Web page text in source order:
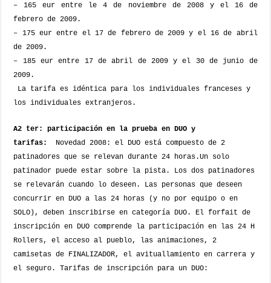
– 165 eur
entre le 4 de noviembre de 2008 y el 16 de
febrero de 2009.
– 175 eur entre el 17 de febrero de 2009 y el 16 de abril
de 2009.
– 185 eur entre 17 de abril de 2009 y el 30 de junio de
2009.
La tarifa es idéntica para los individuales franceses y
los individuales extranjeros.
A2 ter: participación en la prueba en DUO y
tarifas:
Novedad 2008: el DUO está compuesto de 2
patinadores que se relevan durante 24 horas.Un solo
patinador puede estar sobre la pista. Los dos patinadores
se relevarán cuando lo deseen. Las personas que deseen
concurrir en DUO a las 24 horas (y no por equipo o en
SOLO), deben inscribirse en categoría DUO.
El forfait de
inscripción en DUO comprende la participación en las 24 H
Rollers, el acceso al pueblo, las animaciones, 2
camisetas de FINALIZADOR, el avituallamiento en carrera y
el seguro.
Tarifas de inscripción para un DUO: